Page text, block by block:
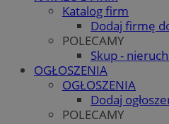
Katalog firm
Dodaj firmę
POLECAMY
Skup -
OGŁOSZENIA
OGŁOSZENIA
Dodaj
POLECAMY